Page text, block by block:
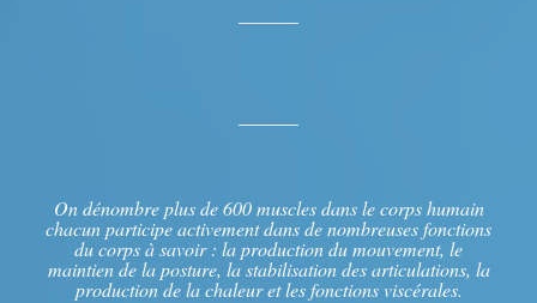
On dénombre plus de 600 muscles dans le corps humain
chacun participe activement dans de nombreuses fonctions
du corps à savoir : la production du mouvement, le
maintien de la posture, la stabilisation des articulations, la
production de la chaleur et les fonctions viscérales.